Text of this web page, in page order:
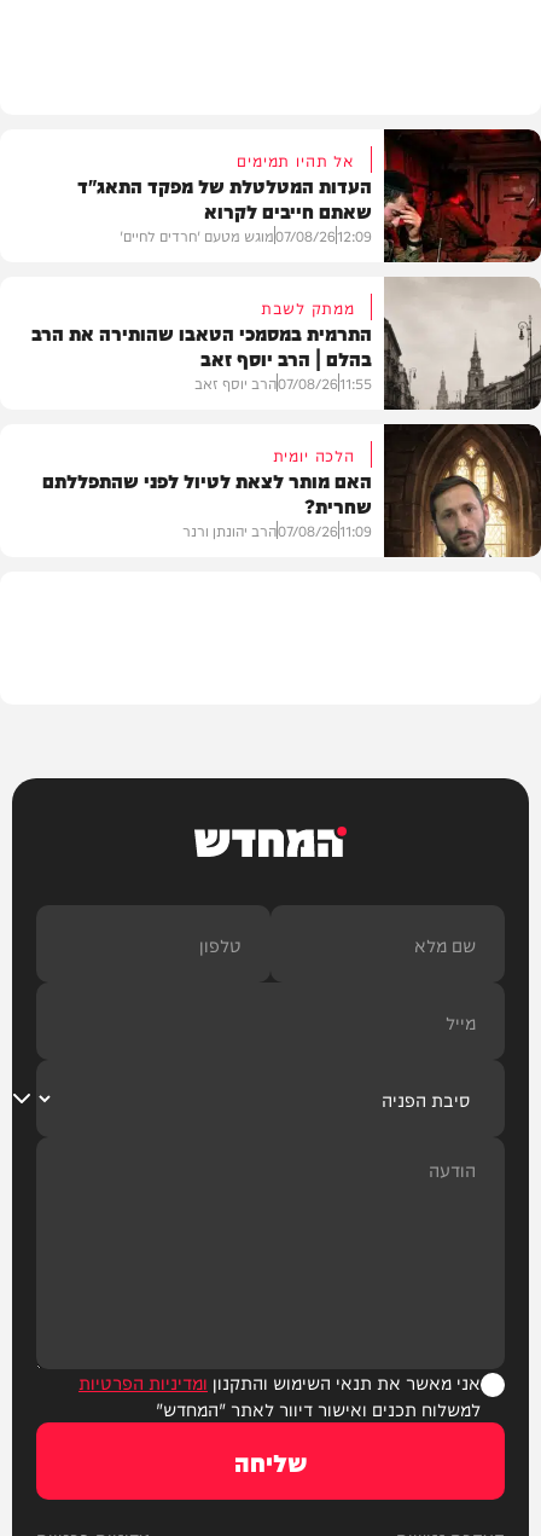
דעות
אל תהיו תמימים
העדות המטלטלת של מפקד התאג"ד
שאתם חייבים לקרוא
12:09
07/08/26מוגש מטעם 'חרדים לחיים'
בית המדרש
ממתק לשבת
התרמית במסמכי הטאבו שהותירה את הרב
בהלם | הרב יוסף זאב
11:55
07/08/26הרב יוסף זאב
הלכה יומית
האם מותר לצאת לטיול לפני שהתפללתם
שחרית?
11:09
07/08/26הרב יהונתן ורנר
המחדש
אני מאשר את תנאי השימוש והתקנון ומדיניות הפרטיות
למשלוח תכנים ואישור דיוור לאתר "המחדש"
שליחה